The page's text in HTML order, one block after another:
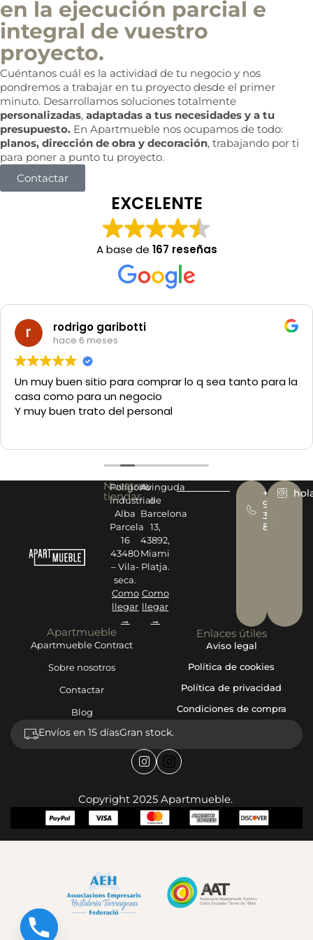
en la ejecución parcial e
integral de vuestro
proyecto.
Cuéntanos cuál es la actividad de tu negocio y nos
pondremos a trabajar en tu proyecto desde el primer
minuto. Desarrollamos soluciones totalmente
personalizadas, adaptadas a tus necesidades y a tu
presupuesto. En Apartmueble nos ocupamos de todo:
planos, dirección de obra y decoración, trabajando por ti
para poner a punto tu proyecto.
Contactar
EXCELENTE
A base de 167 reseñas
rodrigo garibotti
hace 6 meses
Un muy buen sitio para comprar lo q sea tanto para la
casa como para un negocio
Y muy buen trato del personal
Nuestras
tiendas
Polígono
industrial
Alba
Parcela
16
43480
– Vila-
seca.
Como
llegar
→
Avinguda
de
Barcelona
13,
43892,
Miami
Platja.
Como
llegar
→
+34
977
393
878
Apartmueble
Apartmueble Contract
Sobre nosotros
Contactar
Blog
Enlaces útiles
Aviso legal
Política de cookies
Política de privacidad
Condiciones de compra
Envíos en 15 díasGran stock.
Copyright 2025 Apartmueble.
c
i
a
l